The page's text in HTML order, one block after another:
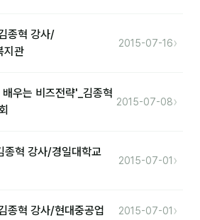
종혁 강사/
지관
2015-07-16›
우는 비즈전략'_김종혁
2015-07-08›
종혁 강사/경일대학교
2015-07-01 ›
종혁 강사/현대중공업 2015-07-01 ›